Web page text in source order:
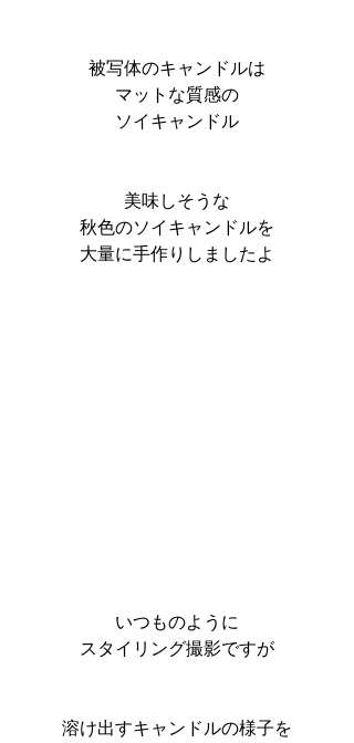
被写体のキャンドルは
マットな質感の
ソイキャンドル
美味しそうな
秋色のソイキャンドルを
大量に手作りしましたよ
いつものように
スタイリング撮影ですが
溶け出すキャンドルの様子を